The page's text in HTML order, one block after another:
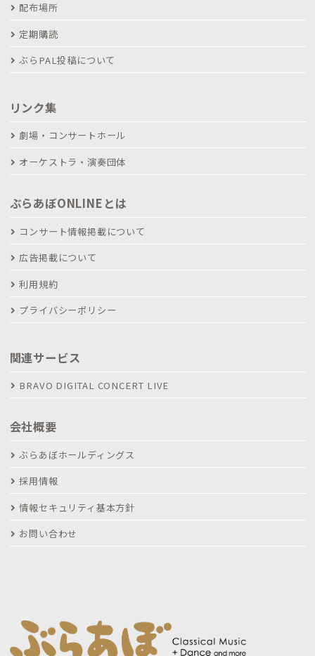
配布場所
定期購読
ぶらPAL投稿について
リンク集
劇場・コンサートホール
オーケストラ・演奏団体
ぶらあぼONLINEとは
コンサート情報掲載について
広告掲載について
利用規約
プライバシーポリシー
関連サービス
BRAVO DIGITAL CONCERT LIVE
会社概要
ぶらあぼホールディングス
採用情報
情報セキュリティ基本方針
お問い合わせ